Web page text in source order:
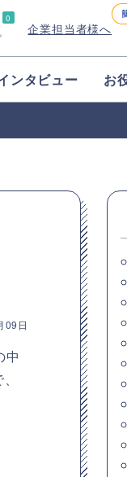
0
企業担当者様へ
ンタビュー お
09日
中